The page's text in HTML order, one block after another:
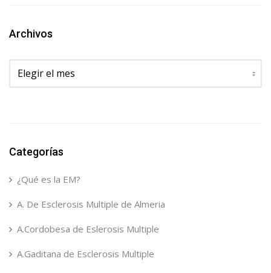
Archivos
Archivos
Categorías
¿Qué es la EM?
A. De Esclerosis Multiple de Almeria
A.Cordobesa de Eslerosis Multiple
A.Gaditana de Esclerosis Multiple